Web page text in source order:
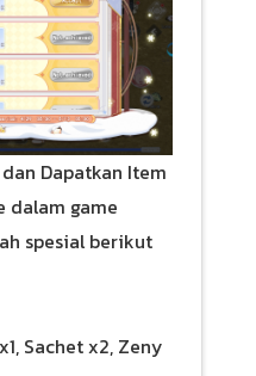
Dapatkan Item
dalam game
spesial berikut
Sachet x2, Zeny